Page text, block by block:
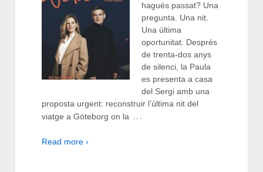
hagués passat? Una
pregunta. Una nit.
Una última
oportunitat. Després
de trenta-dos anys
de silenci, la Paula
es presenta a casa
del Sergi amb una
proposta urgent: reconstruir l’última nit del
viatge a Göteborg on la …
Read more ›